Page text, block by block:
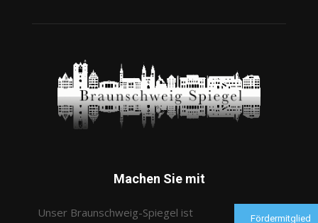
Machen Sie mit
Unser Braunschweig-Spiegel ist
Fördermitglied